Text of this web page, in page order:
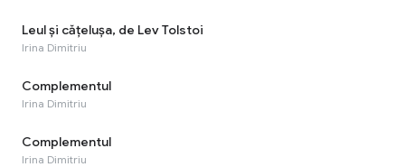
Leul și cățelușa, de Lev Tolstoi
Irina Dimitriu
Complementul
Irina Dimitriu
Complementul
Irina Dimitriu